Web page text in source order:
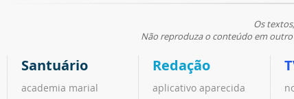
Os
Não reproduza o conteúdo em
Santuário
academia marial
Redação
aplicativo aparecida